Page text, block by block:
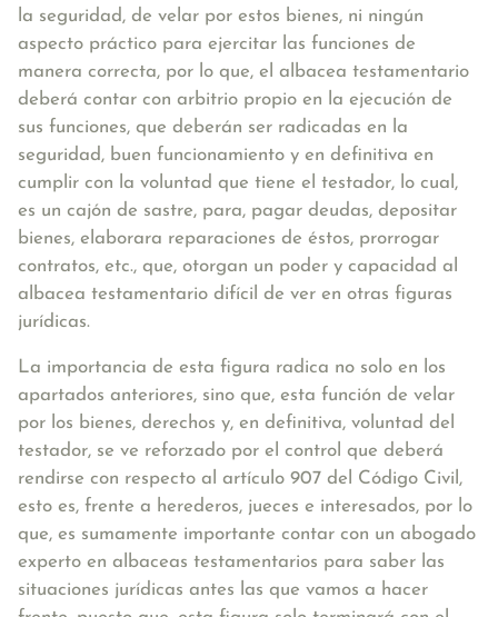
la seguridad, de velar por estos bienes, ni ningún
aspecto práctico para ejercitar las funciones de
manera correcta, por lo que, el albacea testamentario
deberá contar con arbitrio propio en la ejecución de
sus funciones, que deberán ser radicadas en la
seguridad, buen funcionamiento y en definitiva en
cumplir con la voluntad que tiene el testador, lo cual,
es un cajón de sastre, para, pagar deudas, depositar
bienes, elaborara reparaciones de éstos, prorrogar
contratos, etc., que, otorgan un poder y capacidad al
albacea testamentario difícil de ver en otras figuras
jurídicas.
La importancia de esta figura radica no solo en los
apartados anteriores, sino que, esta función de velar
por los bienes, derechos y, en definitiva, voluntad del
testador, se ve reforzado por el control que deberá
rendirse con respecto al artículo 907 del Código Civil,
esto es, frente a herederos, jueces e interesados, por lo
que, es sumamente importante contar con un abogado
experto en albaceas testamentarios para saber las
situaciones jurídicas antes las que vamos a hacer